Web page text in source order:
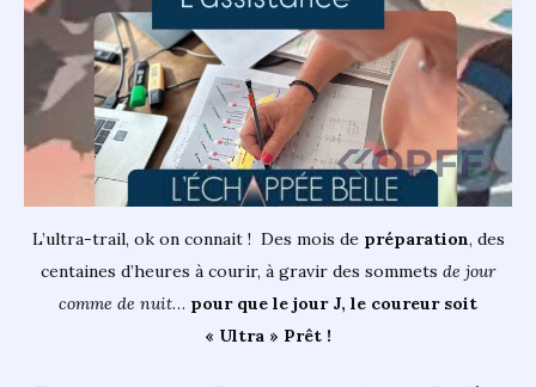
L’ultra-trail, ok on connait ! Des mois de préparation, des
centaines d’heures à courir, à gravir des sommets de jour
comme de nuit… pour que le jour J, le coureur soit
« Ultra » Prêt !